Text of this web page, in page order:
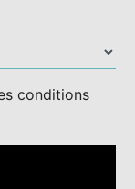
conditions